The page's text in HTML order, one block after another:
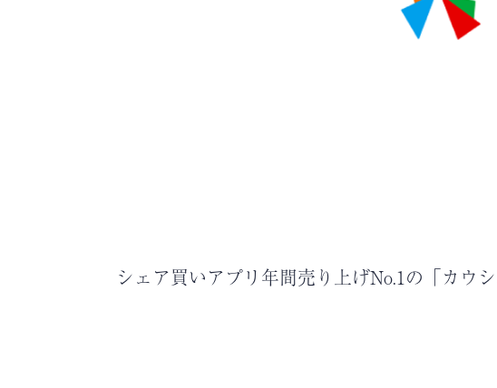
シェア買いアプリ年間売り上げNo.1の「カウ